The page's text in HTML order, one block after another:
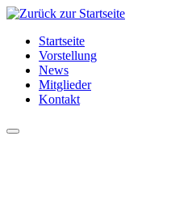
Zum
springenStartseite
Vorstellung
News
Mitglieder
Kontakt